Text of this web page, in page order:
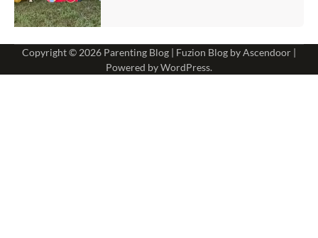
Copyright © 2026 Parenting Blog | Fuzion Blog byAscendoor |
Powered byWordPress.